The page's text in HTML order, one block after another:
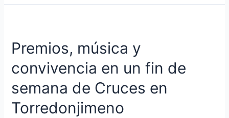
Premios, música y
convivencia en un fin de
semana de Cruces en
Torredonjimeno